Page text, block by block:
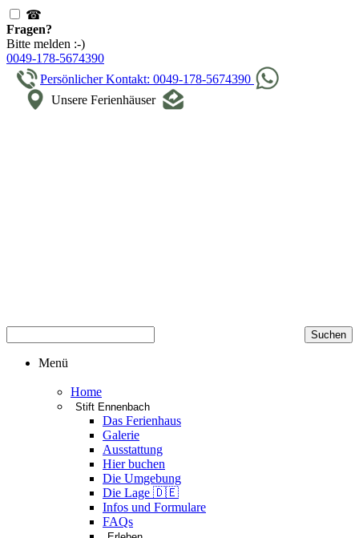
☎
Fragen?
Bitte melden :-)
0049-178-5674390
Persönlicher Kontakt: 0049-178-5674390
Unsere Ferienhäuser
Menü
Home
Stift Ennenbach
Das Ferienhaus
Galerie
Ausstattung
Hier buchen
Die Umgebung
Die Lage 🇩🇪
Infos und Formulare
FAQs